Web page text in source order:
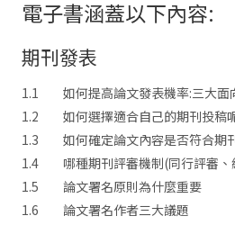
電子書涵蓋以下內容:
期刊發表
1.1 如何提高論文發表機率:三大面
1.2 如何選擇適合自己的期刊投稿
1.3 如何確定論文內容是否符合期
1.4 哪種期刊評審機制(同行評審、
1.5 論文署名原則為什麼重要
1.6 論文署名作者三大議題